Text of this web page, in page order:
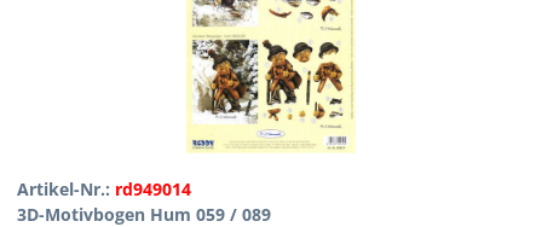
Artikel-Nr.: rd949014
3D-Motivbogen Hum 059 / 089